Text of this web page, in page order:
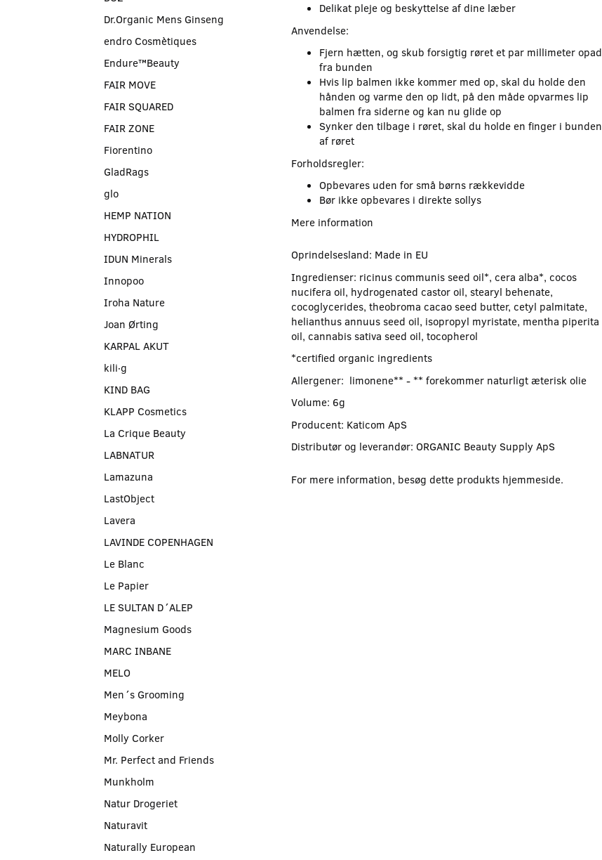
Dr.Organic Mens Ginseng
endro Cosmètiques
Endure™Beauty
FAIR MOVE
FAIR SQUARED
FAIR ZONE
Fiorentino
GladRags
glo
HEMP NATION
HYDROPHIL
IDUN Minerals
Innopoo
Iroha Nature
Joan Ørting
KARPAL AKUT
kili∙g
KIND BAG
KLAPP Cosmetics
La Crique Beauty
LABNATUR
Lamazuna
LastObject
Lavera
LAVINDE COPENHAGEN
Le Blanc
Le Papier
LE SULTAN D´ALEP
Magnesium Goods
MARC INBANE
MELO
Men´s Grooming
Meybona
Molly Corker
Mr. Perfect and Friends
Munkholm
Natur Drogeriet
Naturavit
Naturally European
Delikat pleje og beskyttelse af dine læber
Anvendelse:
Fjern hætten, og skub forsigtig røret et par millimeter opad
fra bunden
Hvis lip balmen ikke kommer med op, skal du holde den
hånden og varme den op lidt, på den måde opvarmes lip
balmen fra siderne og kan nu glide op
Synker den tilbage i røret, skal du holde en finger i bunden
af røret
Forholdsregler:
Opbevares uden for små børns rækkevidde
Bør ikke opbevares i direkte sollys
Mere information
Oprindelsesland: Made in EU
Ingredienser: ricinus communis seed oil*, cera alba*, cocos
nucifera oil, hydrogenated castor oil, stearyl behenate,
cocoglycerides, theobroma cacao seed butter, cetyl palmitate,
helianthus annuus seed oil, isopropyl myristate, mentha piperita
oil, cannabis sativa seed oil, tocopherol
*certified organic ingredients
Allergener: limonene** - ** forekommer naturligt æterisk olie
Volume: 6g
Producent: Katicom ApS
Distributør og leverandør: ORGANIC Beauty Supply ApS
For mere information, besøg dette produkts hjemmeside.